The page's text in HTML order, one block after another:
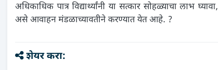
अधिकाधिक पात्र विद्यार्थ्यांनी या सत्कार सोहळ्याचा लाभ घ्यावा,
असे आवाहन मंडळाच्यावतीने करण्यात येत आहे. ?
शेयर करा: